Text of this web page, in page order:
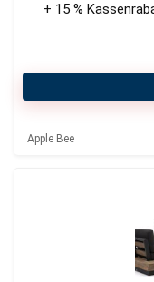
+ 15 %
Apple Bee